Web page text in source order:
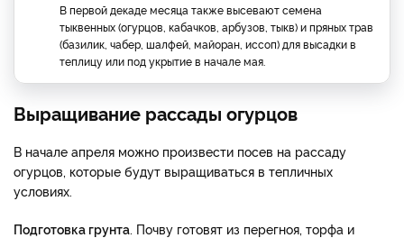
В первой декаде месяца также высевают семена
тыквенных (огурцов, кабачков, арбузов, тыкв) и пряных трав
(базилик, чабер, шалфей, майоран, иссоп) для высадки в
теплицу или под укрытие в начале мая.
Выращивание рассады огурцов
В начале апреля можно произвести посев на рассаду
огурцов, которые будут выращиваться в тепличных
условиях.
Подготовка грунта . Почву готовят из перегноя, торфа и